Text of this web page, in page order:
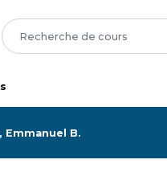
Emmanuel B.